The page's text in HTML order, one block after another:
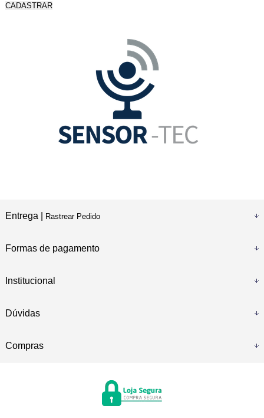
CADASTRAR
Entrega | Rastrear Pedido
Formas de pagamento
Institucional
Dúvidas
Compras